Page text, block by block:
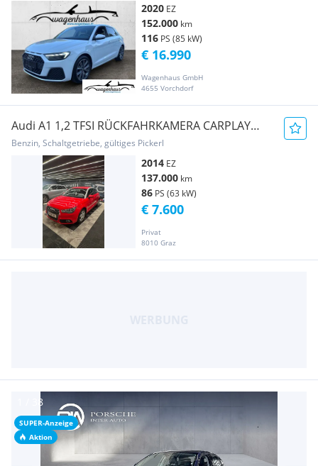
2020 EZ
152.000 km
116 PS (85 kW)
Wagenhaus GmbH
4655 Vorchdorf
€ 16.990
Audi A1 1,2 TFSI RÜCKFAHRKAMERA CARPLAY
SUBWOOFER
Benzin, Schaltgetriebe, gültiges Pickerl
2014 EZ
137.000 km
86 PS (63 kW)
Privat
8010 Graz
€ 7.600
SUPER-Anzeige
Aktion